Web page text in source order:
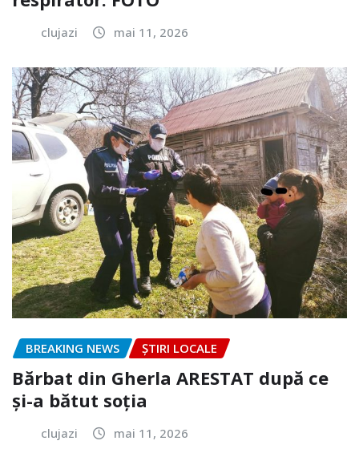
clujazi mai 11, 2026
BREAKING NEWS ȘTIRI LOCALE
Bărbat din Gherla ARESTAT după ce
și-a bătut soția
clujazi mai 11, 2026